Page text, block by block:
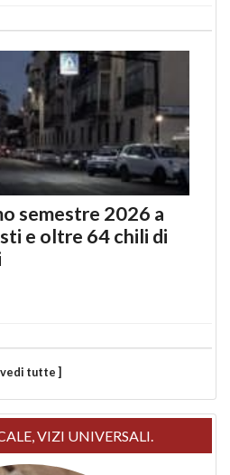
semestre 2026 a
e oltre 64 chili di
vedi tutte ]
VIZI UNIVERSALI.